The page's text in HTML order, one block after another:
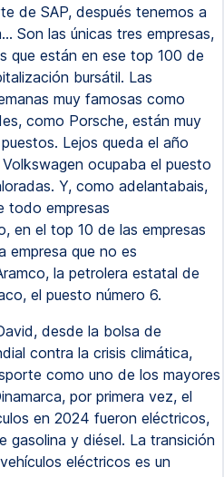
de SAP, después tenemos a
Son las únicas tres empresas,
que están en ese top 100 de
bursátil. Las
muy famosas como
como Porsche, están muy
Lejos queda el año
ocupaba el puesto
Y, como adelantabais,
todo empresas
en el top 10 de las empresas
empresa que no es
la petrolera estatal de
el puesto número 6.
desde la bolsa de
contra la crisis climática,
como uno de los mayores
por primera vez, el
en 2024 fueron eléctricos,
gasolina y diésel. La transición
eléctricos es un